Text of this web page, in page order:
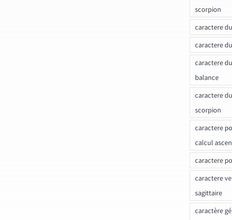
scorpion
caractere
caractere
caractere
balance
caractere
scorpion
caractere
calcul
caractere
caractere
sagittaire
caractère